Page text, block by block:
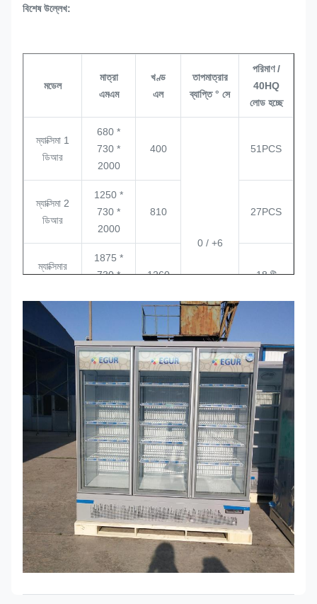
বিশেষ উল্লেখ:
মডেল
মাত্রা
এমএম
খণ্ড
এল
তাপমাত্রার
ব্যাপ্তি ° সে
পরিমাণ /
40HQ
লোড হচ্ছে
ম্যাক্সিমা 1
ডিআর
680 *
730 *
2000
400
0 / +6
51PCS
ম্যাক্সিমা 2
ডিআর
1250 *
730 *
2000
810 27PCS
ম্যাক্সিমার
1875 *
730 *
1260 18 টি
ম্যাক্সিমা 4
ডিআর
2000
1700
ম্যাক্সিমা 1
ডিএফ
680 *
730 *
2000
400
-16 / -22
51PCS
ম্যাক্সিমা 2
1250 *
730 *
810 27PCS
ম্যাক্সিমার
থ্রিডিএফ
1875 *
730 *
2000
1260 18 টি